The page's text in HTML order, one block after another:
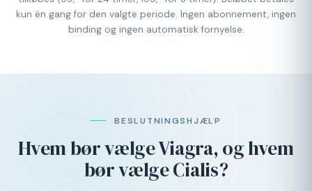
kun én gang for den valgte periode. Ingen abonnement, ingen
binding og ingen automatisk fornyelse.
BESLUTNINGSHJÆLP
Hvem bør vælge Viagra, og hvem
bør vælge Cialis?